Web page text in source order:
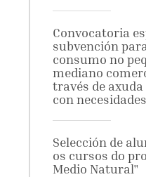
Convocatoria
subvención
consumo no
mediano
través de
con
Selección de
os cursos do
Medio Natural"